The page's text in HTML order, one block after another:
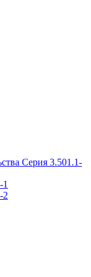
Серия 3.501.1-
2